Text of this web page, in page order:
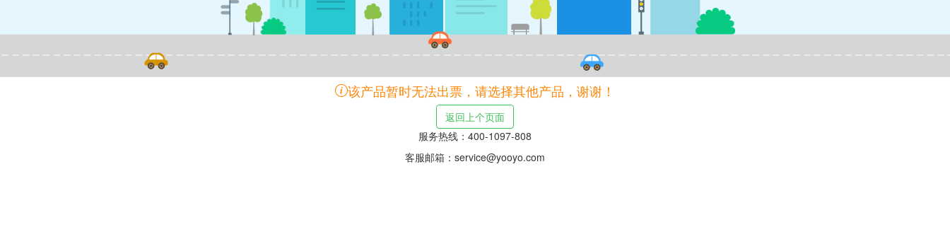
该产品暂时无法出票，请选择其他产品，谢谢！
返回上个页面
服务热线：400-1097-808
客服邮箱：service@yooyo.com